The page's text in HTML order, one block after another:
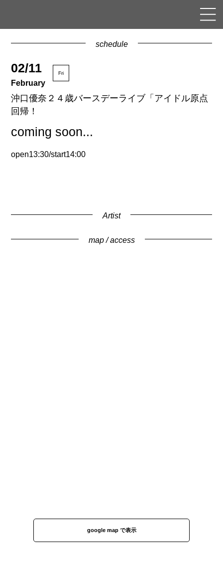
schedule
02/11
February
Fri
沖口優奈２４歳バースデーライブ「アイドル原点
回帰！
coming soon...
open13:30/start14:00
Artist
map / access
google map で表示